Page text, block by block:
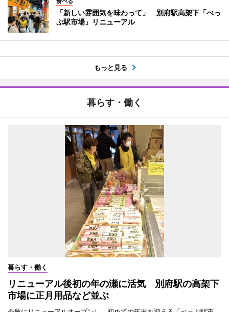
「新しい雰囲気を味わって」 別府駅高架下「べっ
ぷ駅市場」リニューアル
もっと見る
暮らす・働く
暮らす・働く
リニューアル後初の年の瀬に活気 別府駅の高架下
市場に正月用品など並ぶ